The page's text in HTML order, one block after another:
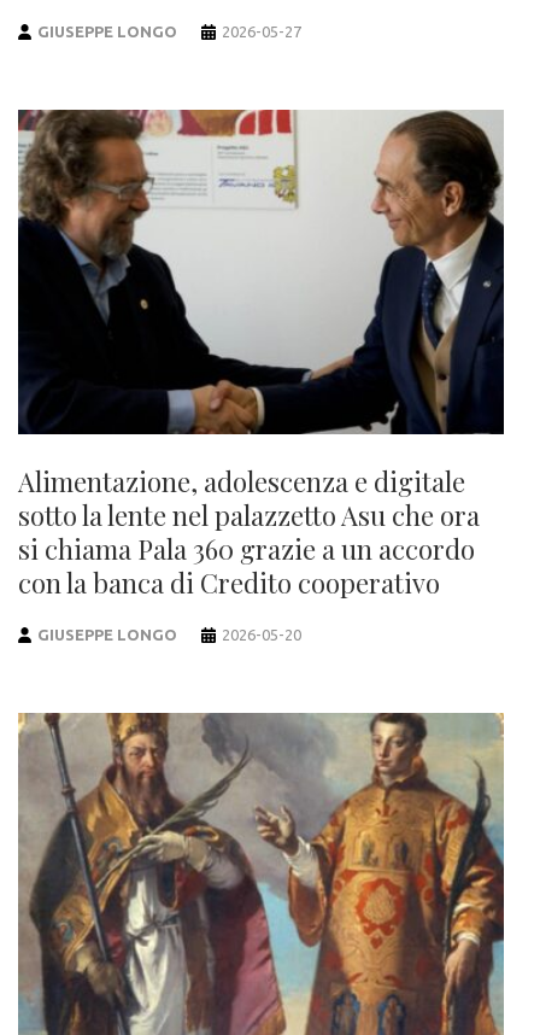
GIUSEPPE LONGO 2026-05-27
Alimentazione, adolescenza e digitale
sotto la lente nel palazzetto Asu che ora
si chiama Pala 360 grazie a un accordo
con la banca di Credito cooperativo
GIUSEPPE LONGO 2026-05-20